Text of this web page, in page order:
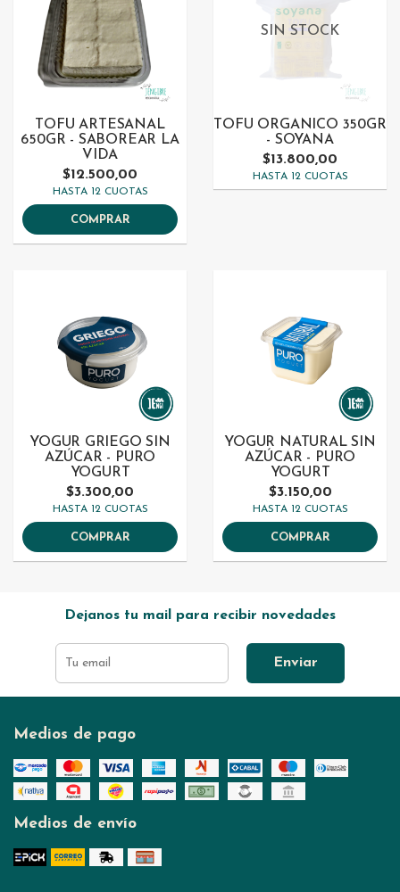
TOFU ARTESANAL
650GR - SABOREAR LA
VIDA
$12.500,00
HASTA 12 CUOTAS
COMPRAR
SIN STOCK
TOFU ORGANICO 350GR
- SOYANA
$13.800,00
HASTA 12 CUOTAS
YOGUR GRIEGO SIN
AZÚCAR - PURO
YOGURT
$3.300,00
HASTA 12 CUOTAS
COMPRAR
YOGUR NATURAL SIN
AZÚCAR - PURO
YOGURT
$3.150,00
HASTA 12 CUOTAS
COMPRAR
Dejanos tu mail para recibir novedades
Enviar
Medios de pago
Medios de envío